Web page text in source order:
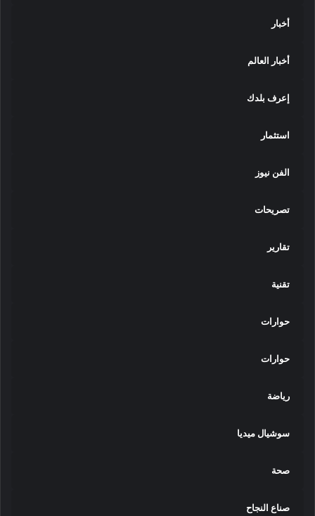
أخبار
أخبار العالم
إعرف بلدك
استثمار
الفن نيوز
تصريحات
تقارير
تقنية
حوارات
حوارات
رياضة
سوشيال ميديا
صحة
صناع النجاح